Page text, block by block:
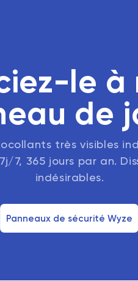
le à
de
très visibles
7, 365 jours par an.
indésirables.
Panneaux de sécurité Wyze